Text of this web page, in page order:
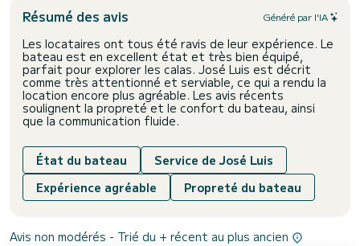
Résumé des avis Généré par l'IA
Les locataires ont tous été ravis de leur expérience. Le
bateau est en excellent état et très bien équipé,
parfait pour explorer les calas. José Luis est décrit
comme très attentionné et serviable, ce qui a rendu la
location encore plus agréable. Les avis récents
soulignent la propreté et le confort du bateau, ainsi
que la communication fluide.
État du bateau
Service de José Luis
Expérience agréable
Propreté du bateau
Avis non modérés - Trié du + récent au plus ancien